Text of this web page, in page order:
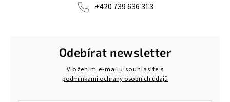
+420 739 636 313
Odebírat newsletter
Vložením e-mailu souhlasíte s
podmínkami ochrany osobních údajů